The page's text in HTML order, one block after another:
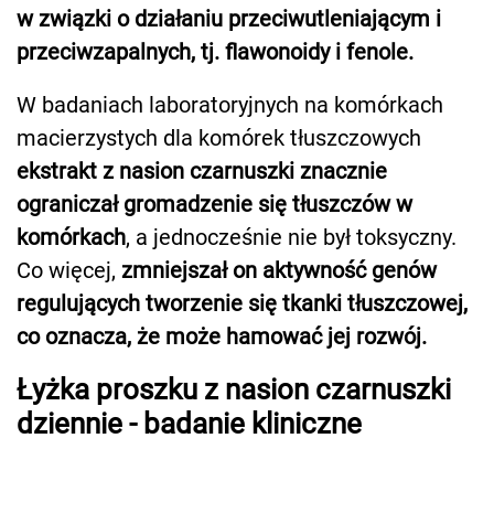
w związki o działaniu przeciwutleniającym i
przeciwzapalnych, tj. flawonoidy i fenole.
W badaniach laboratoryjnych na komórkach
macierzystych dla komórek tłuszczowych
ekstrakt z nasion czarnuszki znacznie
ograniczał gromadzenie się tłuszczów w
komórkach, a jednocześnie nie był toksyczny.
Co więcej, zmniejszał on aktywność genów
regulujących tworzenie się tkanki tłuszczowej,
co oznacza, że może hamować jej rozwój.
Łyżka proszku z nasion czarnuszki
dziennie - badanie kliniczne